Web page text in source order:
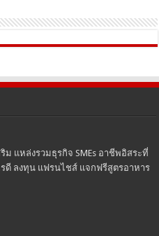
ม แหล่งรวมธุรกิจ SMEs อาชีพอิสระที่
ดี ลงทุน แฟรนไชส์ แจกฟรีสูตรอาหาร